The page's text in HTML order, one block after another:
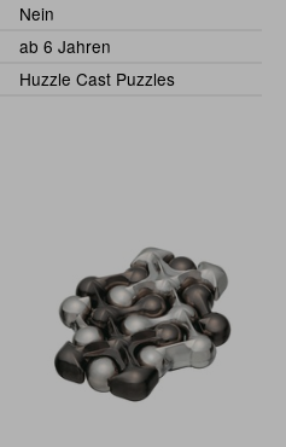
Nein
ab 6 Jahren
Huzzle Cast Puzzles